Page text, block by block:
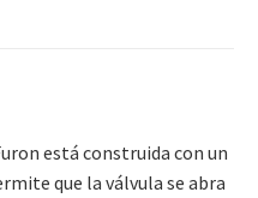
está construida con un
que la válvula se abra